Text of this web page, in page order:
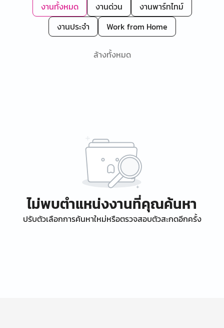
งานทั้งหมด งานด่วน
งานพาร์ทไทม์
งานประจำ
Work from Home
ล้างทั้งหมด
ไม่พบตำแหน่งงานที่คุณค้นหา
ปรับตัวเลือกการค้นหาใหม่หรือตรวจสอบตัวสะกดอีกครั้ง